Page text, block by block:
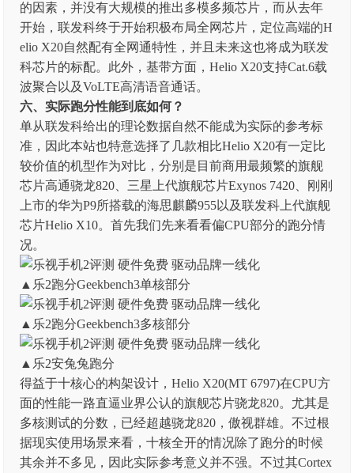
的因素，并没有大规模的推出多模多频芯片，而从去年
开始，联发科终于开始积极布局全网芯片，定位高端的H
elio X20自然配有全网通特性，并且未来这也将成为联发
科芯片的标配。此外，基带方面，Helio X20支持Cat.6载
波聚合以及VoLTE高清语音通话。
六、实际跑分性能到底如何？
单从联发科给出的理论数据自然不能成为实际的参考标
准，因此本站也特意选择了几款相比Helio X20有一定比
较价值的机型作为对比，分别是目前商用最频繁的旗舰
芯片高通骁龙820、三星上代旗舰芯片Exynos 7420、刚刚
上市的华为P9所搭载的海思麒麟955以及联发科上代旗舰
芯片Helio X10。首先我们先来看看偏CPU部分的跑分情
况。
▲乐2跑分Geekbench3单核部分
▲乐2跑分Geekbench3多核部分
▲乐2安兔兔跑分
得益于十核心的构架设计，Helio X20(MT 6797)在CPU方
面的性能一路直逼业界公认的旗舰芯片骁龙820。尤其是
多核测试的分数，已经超越骁龙820，傲视群雄。不过根
据现实使用场景来看，十核全开的情况除了跑分的时候
其余并不多见，因此实际参考意义并不强。不过其Cortex